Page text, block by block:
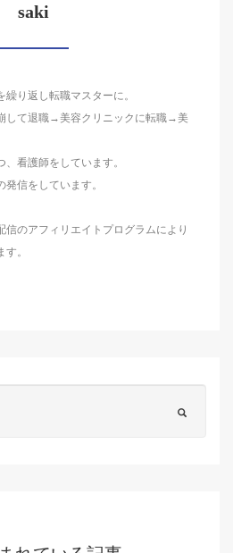
saki
り返し転職マスターに。
して退職→美容クリニックに転職→美
看護師をしています。
信をしています。
のアフィリエイトプログラムにより
。